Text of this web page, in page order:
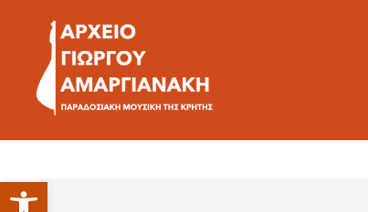
Ανοίξτε τη γραμμή εργαλείων